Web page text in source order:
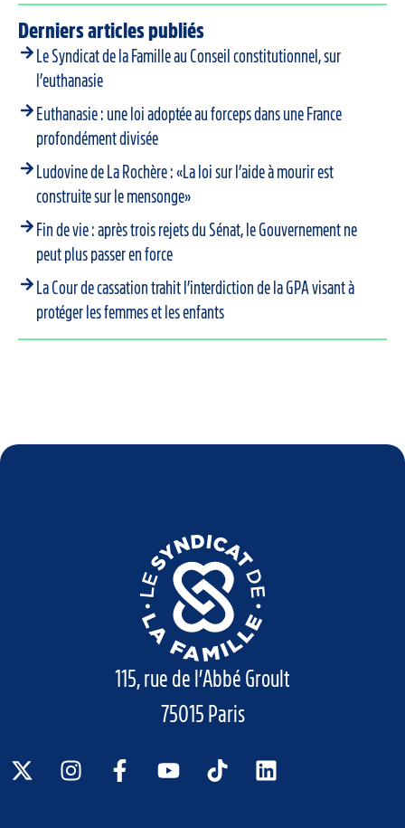
Derniers articles publiés
Le Syndicat de la Famille au Conseil constitutionnel, sur
l’euthanasie
Euthanasie : une loi adoptée au forceps dans une France
profondément divisée
Ludovine de La Rochère : «La loi sur l’aide à mourir est
construite sur le mensonge»
Fin de vie : après trois rejets du Sénat, le Gouvernement ne
peut plus passer en force
La Cour de cassation trahit l’interdiction de la GPA visant à
protéger les femmes et les enfants
115, rue de l’Abbé Groult
75015 Paris